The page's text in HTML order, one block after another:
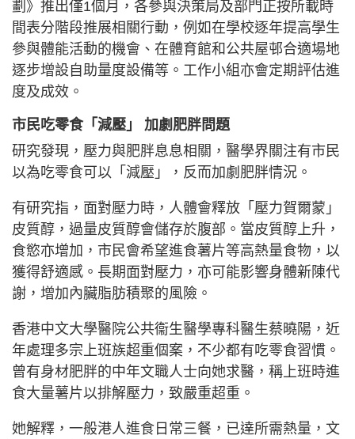
劃》推出僅1個月，各參與決策局及部門正按所載時
間表分階段推展相關行動，例如在學校逐年提高學生
參與體能活動的機會、在體育館和公共屋邨合適場地
逐步增設自助量度設備等。工作小組亦會定期評估進
度及成效。
市民吃零食「減壓」 加劇肥胖問題
研究發現，壓力與肥胖息息相關，醫學界關注有市民
以為吃零食可以「減壓」，反而加劇肥胖情況。
有研究指，面對壓力時，人體會釋放「壓力賀爾蒙」
皮質醇，過量皮質醇會儲存於腹部。當皮質醇上升，
食慾亦增加，市民會希望進食薯片等高熱量食物，以
獲得舒適感。長期面對壓力，亦可能影響身體新陳代
謝，增加內臟脂肪積聚的風險。
香港中文大學醫院公共衞生醫學專科醫生蔡曉陽，近
年處理多宗上班族超重個案，不少都有吃零食習慣。
曾有身材肥胖的中年文職人士向她求醫，稱上班時進
食大量薯片以排解壓力，致嚴重超重。
她解釋，一般港人進食日常三餐，已達所需熱量，文